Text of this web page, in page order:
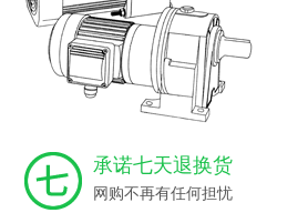
承诺七天退换货
网购不再有任何担忧